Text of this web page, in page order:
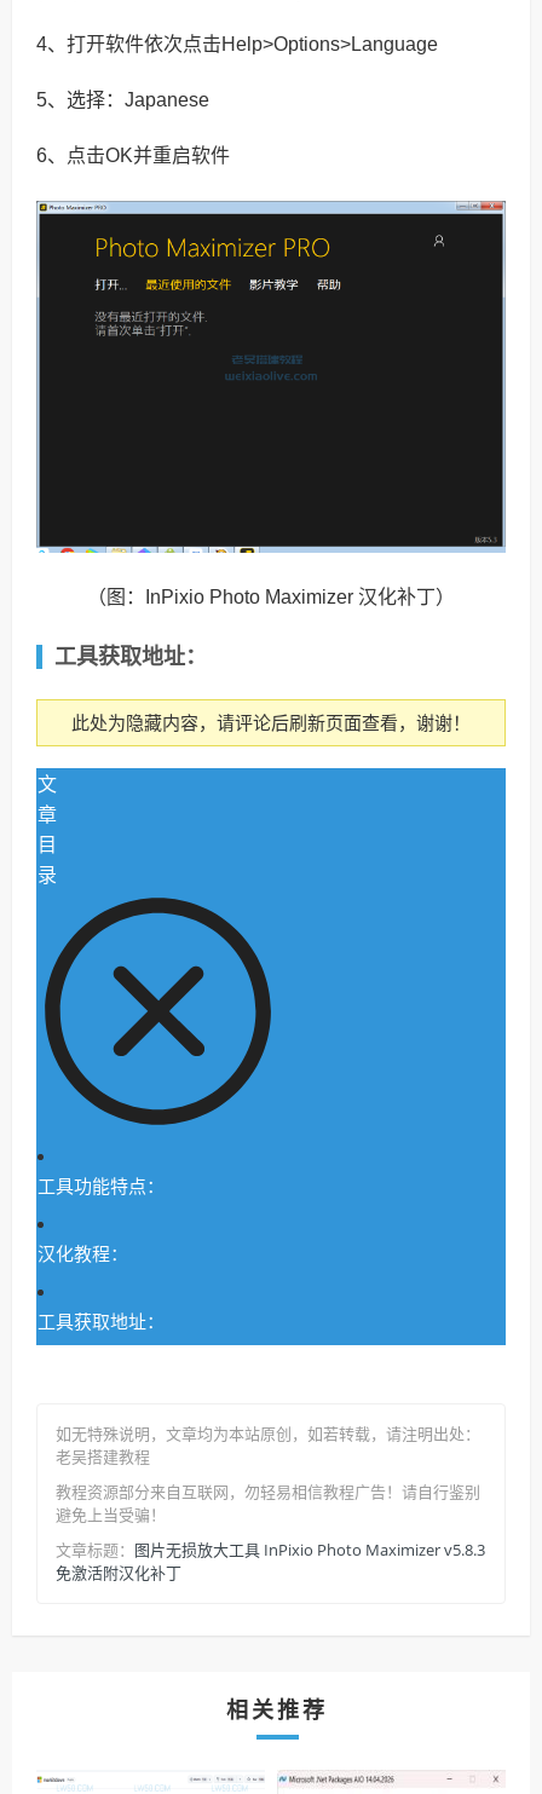
4、打开软件依次点击Help>Options>Language
5、选择：Japanese
6、点击OK并重启软件
（图：InPixio Photo Maximizer 汉化补丁）
工具获取地址：
此处为隐藏内容，请评论后刷新页面查看，谢谢！
文
章
目
录
工具功能特点：
汉化教程：
工具获取地址：
如无特殊说明，文章均为本站原创 ，如若转载，请注明出处：
老吴搭建教程
教程资源部分来自互联网，勿轻易相信教程广告！请自行鉴别
避免上当受骗！
文章标题： 图片无损放大工具 InPixio Photo Maximizer v5.8.3
免激活附汉化补丁
相关推荐